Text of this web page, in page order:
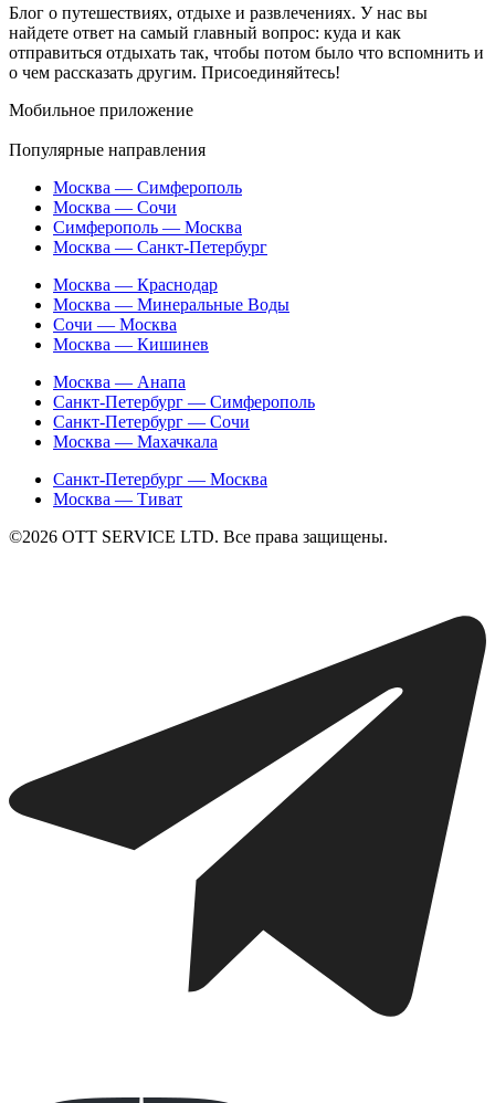
Блог о путешествиях, отдыхе и развлечениях. У нас вы
найдете ответ на самый главный вопрос: куда и как
отправиться отдыхать так, чтобы потом было что вспомнить и
о чем рассказать другим. Присоединяйтесь!
Мобильное приложение
Популярные направления
Москва — Симферополь
Москва — Сочи
Симферополь — Москва
Москва — Санкт-Петербург
Москва — Краснодар
Москва — Минеральные Воды
Сочи — Москва
Москва — Кишинев
Москва — Анапа
Санкт-Петербург — Симферополь
Санкт-Петербург — Сочи
Москва — Махачкала
Санкт-Петербург — Москва
Москва — Тиват
©2026 ОТТ SERVICE LTD. Все права защищены.